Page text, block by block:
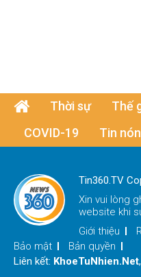
Thời sự Thế
COVID-19
Tin
Tin360.TV
Xin vui lòng
website khi
Giới thiệu
Bảo mật
Bản quyền
Liên kết: KhoeTuNhien.Net,